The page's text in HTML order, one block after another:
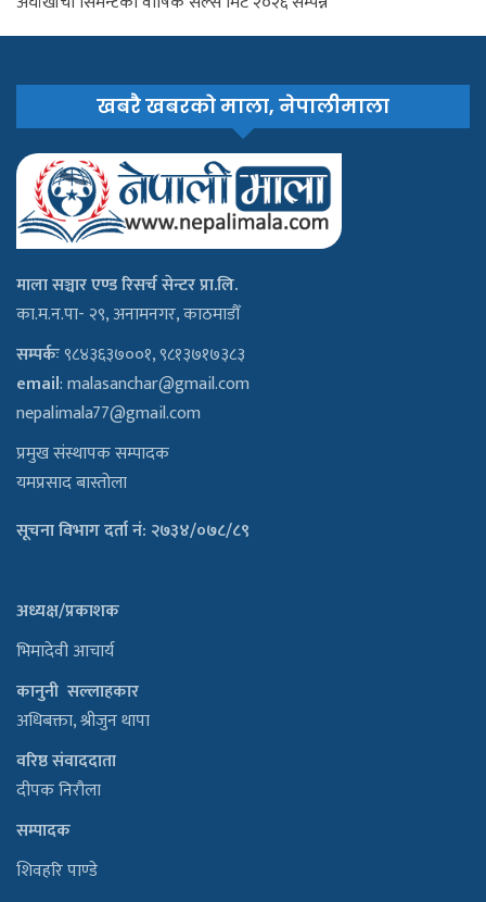
खबरै खबरको माला, नेपालीमाला
माला सञ्चार एण्ड रिसर्च सेन्टर प्रा.लि.
का.म.न.पा- २९, अनामनगर, काठमाडौँ
सम्पर्कः९८४३६३७००१, ९८१३७१७३८३
email:malasanchar@gmail.com
nepalimala77@gmail.com
प्रमुख संस्थापक सम्पादक
यमप्रसाद बास्तोला
सूचना विभाग दर्ता नं: २७३४/०७८/८९
अध्यक्ष/प्रकाशक
भिमादेवी आचार्य
कानुनी सल्लाहकार
अधिबक्ता, श्रीजुन थापा
वरिष्ठ संवाददाता
दीपक निरौला
सम्पादक
शिवहरि पाण्डे